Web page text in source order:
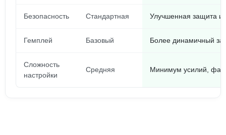
Безопасность Стандартная Улучшенная защита и
Гемплей Базовый Более динамичный за
Сложность
настройки
Средняя Минимум усилий,